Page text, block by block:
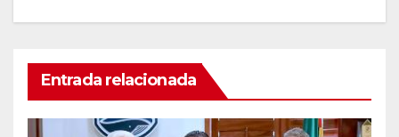
Entrada relacionada